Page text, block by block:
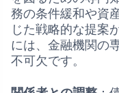
務の条件緩和や資
じた戦略的な提案
には、金融機関の
不可欠です。